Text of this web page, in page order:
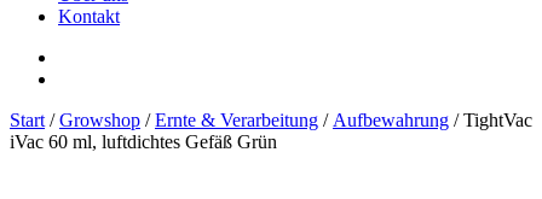
Kontakt
Start /Growshop /Ernte & Verarbeitung / Aufbewahrung / TightVac
iVac 60 ml, luftdichtes Gefäß Grün